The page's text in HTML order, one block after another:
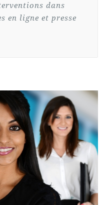
dans
en ligne et presse